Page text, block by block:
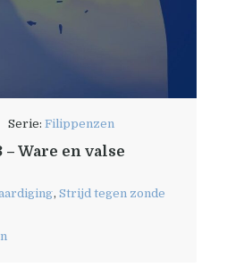
Serie:Filippenzen
Ware en valse
,Strijd tegen zonde